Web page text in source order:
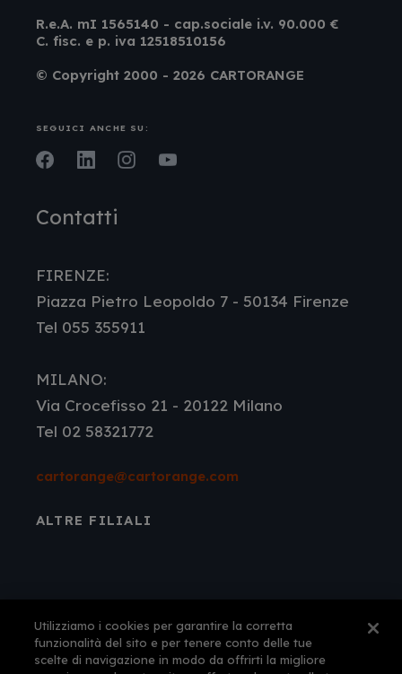
R.e.A. mI 1565140 - cap.sociale i.v. 90.000 €
C. fisc. e p. iva 12518510156
© Copyright 2000 - 2026 CARTORANGE
SEGUICI ANCHE SU:
Facebook
LinkedInInstagram
Contatti
FIRENZE:
Piazza Pietro Leopoldo 7 - 50134 Firenze
Tel 055 355911
MILANO:
Via Crocefisso 21 - 20122 Milano
Tel 02 58321772
cartorange@cartorange.com
ALTRE FILIALI
Utilizziamo i cookies per garantire la corretta
funzionalità del sito e per tenere conto delle tue
scelte di navigazione in modo da offrirti la migliore